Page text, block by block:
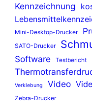
Kennzeichnung
Mini-Desktop-Drucker
SATO-Drucker
Software Testbericht
Verklebung Video
Zebra-Drucker